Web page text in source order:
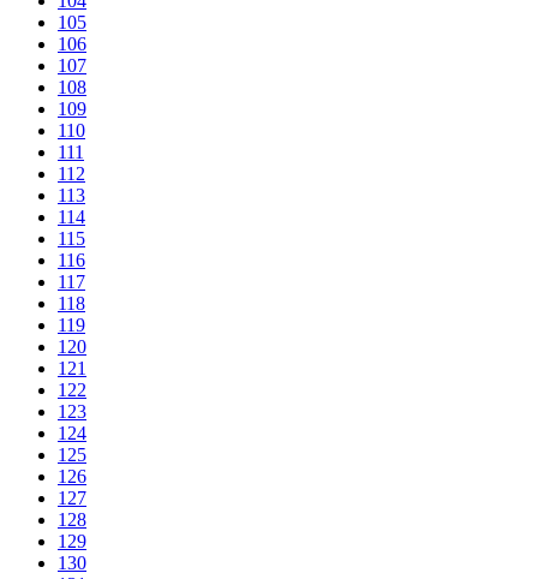
105
106
107
108
109
110
111
112
113
114
115
116
117
118
119
120
121
122
123
124
125
126
127
128
129
130